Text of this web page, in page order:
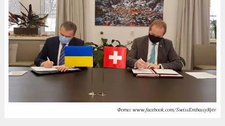
Фото: www.facebook.com/SwissEmbassyKyiv